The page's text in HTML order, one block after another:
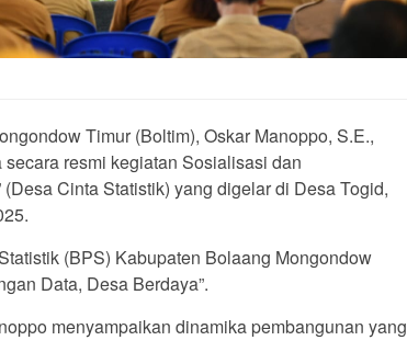
Timur (Boltim), Oskar Manoppo, S.E.,
resmi kegiatan Sosialisasi dan
Cinta Statistik) yang digelar di Desa Togid,
(BPS) Kabupaten Bolaang Mongondow
Data, Desa Berdaya”.
menyampaikan dinamika pembangunan yang